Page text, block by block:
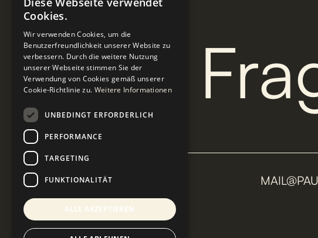
Noch
NICOLAS PAUL
97490 KÜTZBERG
DEUTSCHLAND
Cookies.
Wir verwenden Cookies, um die
Benutzerfreundlichkeit unserer Website zu
verbessern. Durch die weitere Nutzung
unserer Webseite stimmen Sie der
Verwendung von Cookies gemäß unserer
Cookie-Richtlinie zu. Weitere Informationen
UNBEDINGT ERFORDERLICH
PERFORMANCE
TARGETING
FUNKTIONALITÄT
ALLE AKZEPTIEREN